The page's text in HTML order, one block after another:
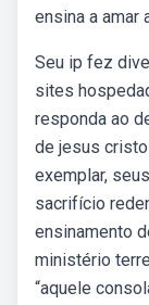
ensina a amar
Seu ip fez
sites
responda ao
de jesus
exemplar,
sacrifício
ensinamento
ministério
“aquele